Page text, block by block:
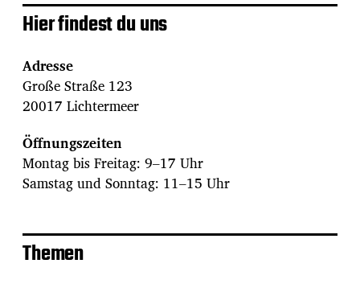
Hier findest du uns
Adresse
Große Straße 123
20017 Lichtermeer
Öffnungszeiten
Montag bis Freitag: 9–17 Uhr
Samstag und Sonntag: 11–15 Uhr
Themen